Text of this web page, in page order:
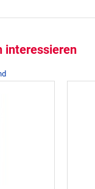
interessieren